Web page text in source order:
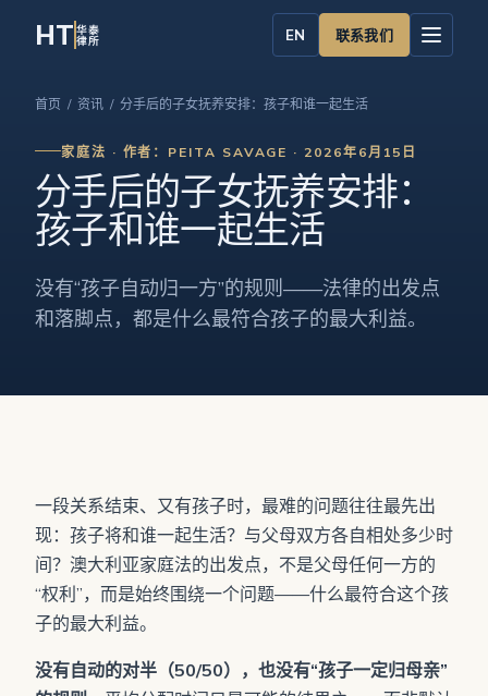
HT 华泰
律所
EN 联系我们
首页 / 资讯 / 分手后的子女抚养安排：孩子和谁一起生活
家庭法 · 作者：PEITA SAVAGE · 2026年6月15日
分手后的子女抚养安排：
孩子和谁一起生活
没有“孩子自动归一方”的规则——法律的出发点
和落脚点，都是什么最符合孩子的最大利益。
一段关系结束、又有孩子时，最难的问题往往最先出
现：孩子将和谁一起生活？与父母双方各自相处多少时
间？澳大利亚家庭法的出发点，不是父母任何一方的
“权利”，而是始终围绕一个问题——什么最符合这个孩
子的最大利益。
没有自动的对半（50/50），也没有“孩子一定归母亲”